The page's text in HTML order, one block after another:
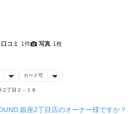
口コミ 1件 写真 1枚
カード可
２丁目２－１８
銀座2丁目店のオーナー様ですか？